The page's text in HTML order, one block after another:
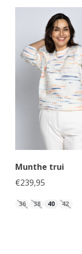
Munthe trui
€239,95
36 38 40 42